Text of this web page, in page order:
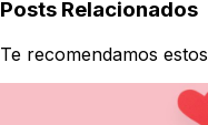
Posts Relacionados
Te recomendamos